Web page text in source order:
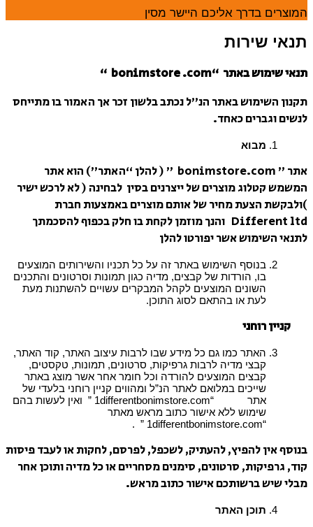
המוצרים בדרך אליכם היישר מסין
תנאי שירות
תנאי שימוש באתר “bonimstore .com “
תקנון השימוש באתר הנ”ל נכתב בלשון זכר אך האמור בו מתייחס
לנשים וגברים כאחד.
מבוא
אתר ” bonimstore.com ” ( להלן “האתר”) הוא אתר
המשמש קטלוג מוצרים של ייצרנים בסין לבחינה ( לא לרכש ישיר
)ולבקשת הצעת מחיר של אותם מוצרים באמצעות חברת
Different ltd והנך מוזמן לקחת בו חלק בכפוף להסכמתך
לתנאי השימוש אשר יפורטו להלן
בנוסף השימוש באתר זה על כל תכניו והשירותים המוצעים
בו, הורדות של קבצים, מדיה כגון תמונות וסרטונים והתכנים
השונים המוצעים לקהל המבקרים עשויים להשתנות מעת
לעת או בהתאם לסוג התוכן.
קניין רוחני
האתר כמו גם כל מידע שבו לרבות עיצוב האתר, קוד האתר,
קבצי מדיה לרבות גרפיקות, סרטונים, תמונות, טקסטים,
קבצים המוצעים להורדה וכל חומר אחר אשר מוצג באתר
שייכים במלואם לאתר הנ”ל ומהווים קניין רוחני בלעדי של
אתר “1differentbonimstore.com ” ואין לעשות בהם
שימוש ללא אישור כתוב מראש מאתר
“1differentbonimstore.com ” .
בנוסף אין להפיץ, להעתיק, לשכפל, לפרסם, לחקות או לעבד פיסות
קוד, גרפיקות, סרטונים, סימנים מסחריים או כל מדיה ותוכן אחר
מבלי שיש ברשותכם אישור כתוב מראש.
תוכן האתר